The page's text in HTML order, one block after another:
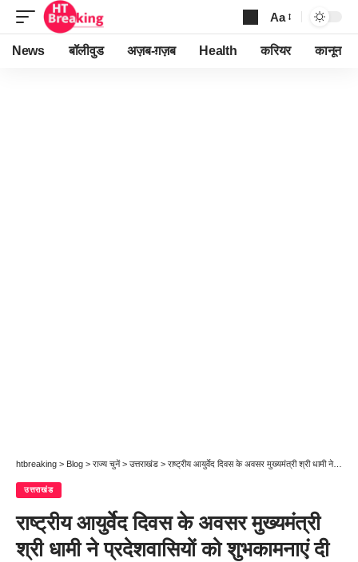
Font
Resizer
Aa
News बॉलीवुड अज़ब-ग़ज़ब Health करियर कानून
htbreaking > Blog > राज्य चुनें > उत्तराखंड > राष्ट्रीय आयुर्वेद दिवस के अवसर मुख्यमंत्री श्री धामी ने प्रदेशवासियों को शुभकामनाएं दी
उत्तराखंड
राष्ट्रीय आयुर्वेद दिवस के अवसर मुख्यमंत्री
श्री धामी ने प्रदेशवासियों को शुभकामनाएं दी